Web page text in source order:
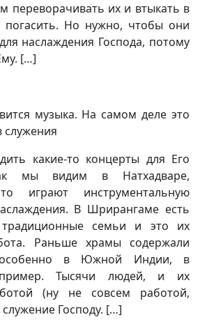
переворачивать их и втыкать в
погасить. Но нужно, чтобы они
наслаждения Господа, потому
[…]
музыка. На самом деле это
служения
какие-то концерты для Его
мы видим в Натхадваре,
играют инструментальную
В Шрирангаме есть
семьи и это их
Раньше храмы содержали
в Южной Индии, в
Тысячи людей, и их
(ну не совсем работой,
Господу. […]